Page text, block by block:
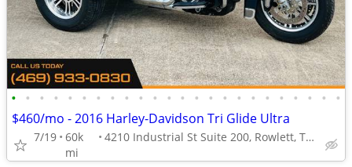
• • • • • • • • • • • • • • • • • • • • • • • •
$460/mo - 2016 Harley-Davidson Tri Glide Ultra
7/19 60k
mi
4210 Industrial St Suite 200, Rowlett, TX 75088